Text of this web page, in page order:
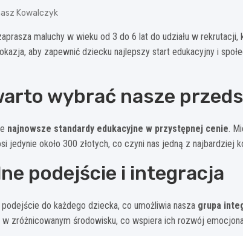
Kowalczyk
maluchy w wieku od 3 do 6 lat do udziału w
aby zapewnić dziecku najlepszy start edukacyjny i
wybrać nasze
najnowsze standardy edukacyjne w przystępnej cenie.
jedynie około 300 złotych, co czyni nas jedną z najbardziej
podejście i integracja
do każdego dziecka, co umożliwia nasza grupa
zróżnicowanym środowisku, co wspiera ich rozwój